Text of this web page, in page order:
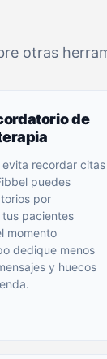
otras
de
evita recordar citas
puedes
por
pacientes
momento
dedique menos
y huecos